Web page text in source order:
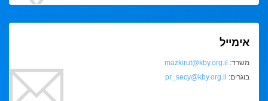
אימייל
משרד: mazkirut@kby.org.il
בוגרים: pr_secy@kby.org.il